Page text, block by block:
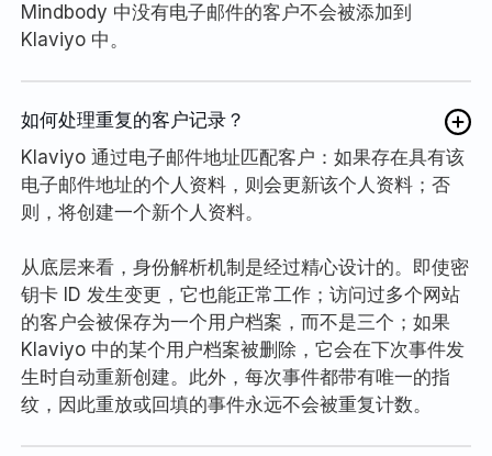
Mindbody 中没有电子邮件的客户不会被添加到
Klaviyo 中。
如何处理重复的客户记录？
Klaviyo 通过电子邮件地址匹配客户：如果存在具有该
电子邮件地址的个人资料，则会更新该个人资料；否
则，将创建一个新个人资料。
从底层来看，身份解析机制是经过精心设计的。即使密
钥卡 ID 发生变更，它也能正常工作；访问过多个网站
的客户会被保存为一个用户档案，而不是三个；如果
Klaviyo 中的某个用户档案被删除，它会在下次事件发
生时自动重新创建。此外，每次事件都带有唯一的指
纹，因此重放或回填的事件永远不会被重复计数。